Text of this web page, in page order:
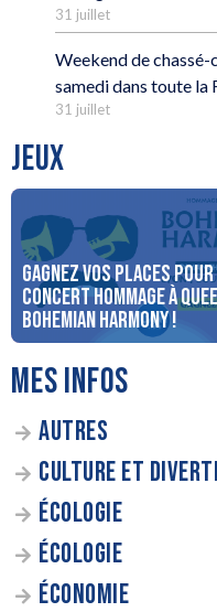
31 juillet
Weekend de
samedi dans toute la
31 juillet
JEUX
Gagnez vos places
concert Hommage à
Bohemian Harmony !
MES INFOS
AUTRES
CULTURE ET
ÉCOLOGIE
ÉCOLOGIE
ÉCONOMIE